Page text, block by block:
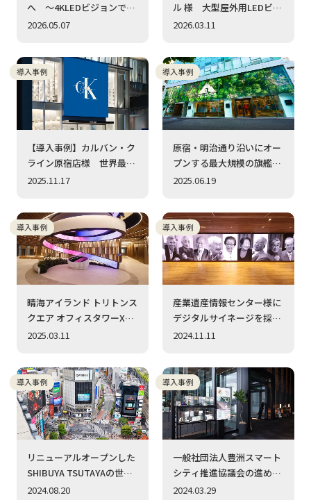
へ ～4KLEDビジョンで広
告価値を最大化～ 福岡空
用いただきました
2026.05.07
ル 様 大型屋外用LEDビジ
ョンを採用いただきました
2026.03.11
導入事例
【導入事例】カルバン・ク
ライン原宿店様 世界最大
級のフラッグシップストア
2025.11.17
導入事例
原宿・明治通り沿いにオー
プンする最大規模の旗艦店
『COLUMBIA TOKYO
採用いただきました。
2025.06.19
導入事例
晴海アイランド トリトンス
クエア オフィスタワーX棟
にFLEX VISIONを採用導入
2025.03.11
導入事例
産業遺産情報センター様に
デジタルサイネージを採用
頂きました
2024.11.11
導入事例
リニューアルオープンした
SHIBUYA TSUTAYAの世界
観を演出
2024.08.20
導入事例
一般社団法人豊洲スマート
シティ推進協議会の進める
豊洲スマートシティ事業に
2024.03.29